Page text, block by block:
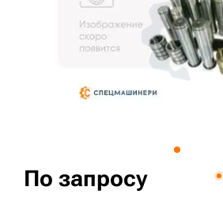
По запросу
3D тур по производству
3D тур по складам
sksale@skdst.ru